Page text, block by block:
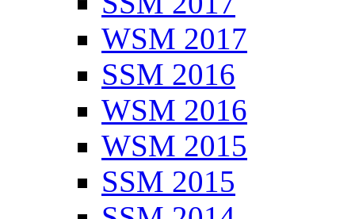
WSM 2017
SSM 2016
WSM 2016
WSM 2015
SSM 2015